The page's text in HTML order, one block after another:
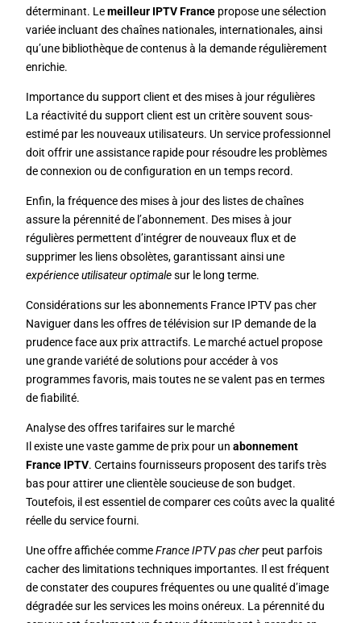
déterminant. Lemeilleur IPTV Francepropose une sélection
variée incluant des chaînes nationales, internationales, ainsi
qu’une bibliothèque de contenus à la demande régulièrement
enrichie.
Importance du support client et des mises à jour régulières
La réactivité du support client est un critère souvent sous-
estimé par les nouveaux utilisateurs. Un service professionnel
doit offrir une assistance rapide pour résoudre les problèmes
de connexion ou de configuration en un temps record.
Enfin, la fréquence des mises à jour des listes de chaînes
assure la pérennité de l’abonnement. Des mises à jour
régulières permettent d’intégrer de nouveaux flux et de
supprimer les liens obsolètes, garantissant ainsi une
expérience utilisateur optimalesur le long terme.
Considérations sur les abonnements France IPTV pas cher
Naviguer dans les offres de télévision sur IP demande de la
prudence face aux prix attractifs. Le marché actuel propose
une grande variété de solutions pour accéder à vos
programmes favoris, mais toutes ne se valent pas en termes
de fiabilité.
Analyse des offres tarifaires sur le marché
Il existe une vaste gamme de prix pour un abonnement
France IPTV. Certains fournisseurs proposent des tarifs très
bas pour attirer une clientèle soucieuse de son budget.
Toutefois, il est essentiel de comparer ces coûts avec la qualité
réelle du service fourni.
Une offre affichée commeFrance IPTV pas cherpeut parfois
cacher des limitations techniques importantes. Il est fréquent
de constater des coupures fréquentes ou une qualité d’image
dégradée sur les services les moins onéreux. La pérennité du